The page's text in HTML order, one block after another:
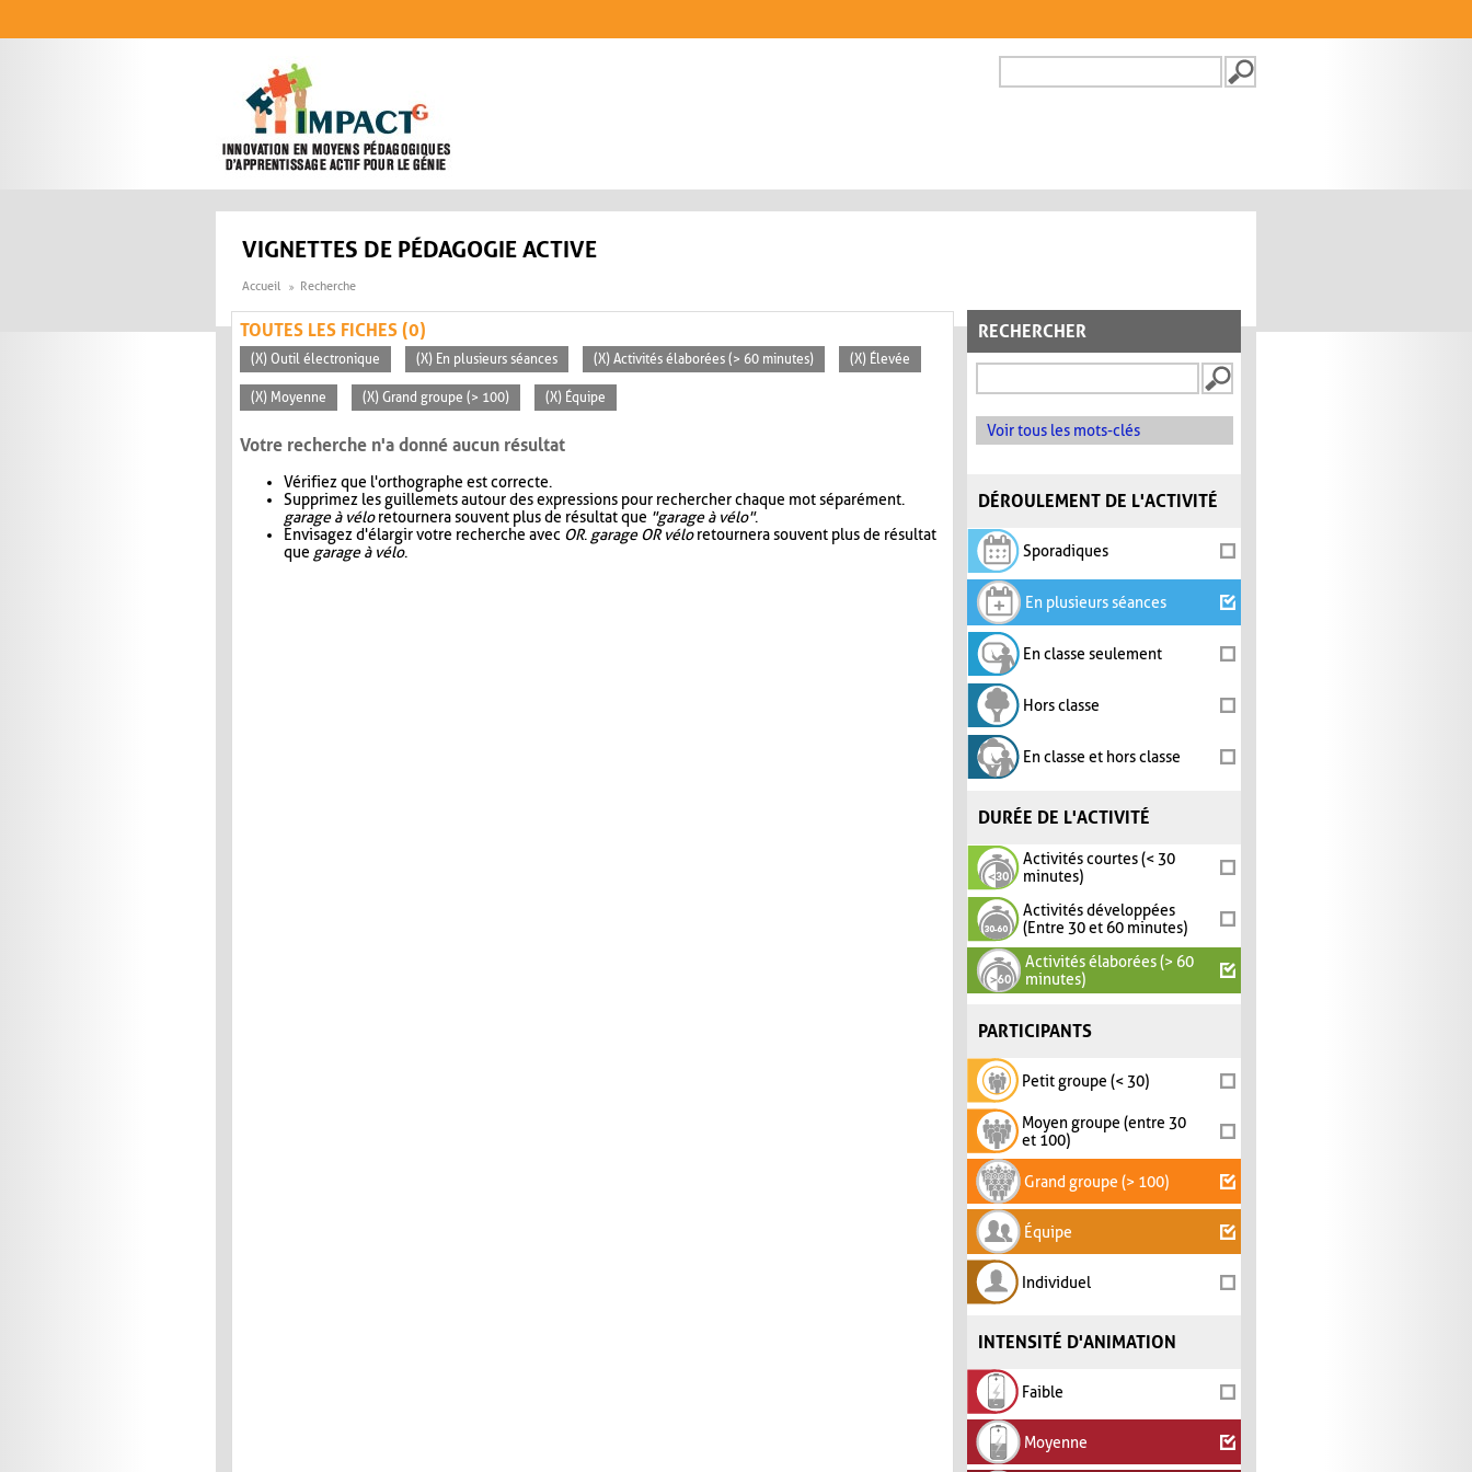
FORMULAIRE DE
VIGNETTES DE PÉDAGOGIE ACTIVE
Accueil Recherche
RECHERCHER
Voir tous les mots-clés
DÉROULEMENT DE L'ACTIVITÉ
Sporadiques
En plusieurs séances
En classe seulement
Hors classe
En classe et hors classe
DURÉE DE L'ACTIVITÉ
Activités courtes (< 30
minutes)
Activités développées
(Entre 30 et 60 minutes)
Activités élaborées (> 60
minutes)
PARTICIPANTS
Petit groupe (< 30)
Moyen groupe (entre 30
et 100)
Grand groupe (> 100)
Équipe
Individuel
INTENSITÉ D'ANIMATION
Faible
Moyenne
TOUTES LES FICHES (0)
(X) Outil électronique (X) En plusieurs séances (X) Activités élaborées (> 60 minutes) (X) Élevée
(X) Moyenne (X) Grand groupe (> 100) (X) Équipe
Votre recherche n'a donné aucun résultat
Vérifiez que l'orthographe est correcte.
Supprimez les guillemets autour des expressions pour rechercher chaque mot séparément.
garage à véloretournera souvent plus de résultat que "garage à vélo".
Envisagez d'élargir votre recherche avec OR. garage OR véloretournera souvent plus de résultat
que garage à vélo.